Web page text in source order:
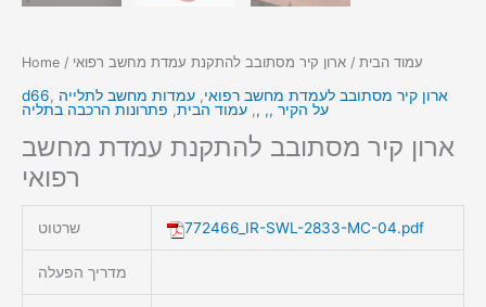
Home / עמוד הבית / ארון קיר מסתובב להתקנת עמדת מחשב רפואי
d66, ארון קיר מסתובב לעמדת מחשב רפואי, עמדות מחשב לתלייה
על הקיר ,, ,, עמוד הבית, פתרונות הרכבה בתליה
ארון קיר מסתובב להתקנת עמדת מחשב
רפואי
שרטוט 772466_IR-SWL-2833-MC-04.pdf
מדריך הפעלה